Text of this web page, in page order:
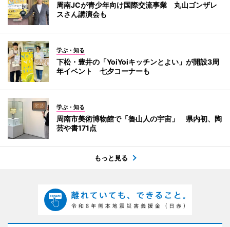
周南JCが青少年向け国際交流事業 丸山ゴンザレ
スさん講演会も
学ぶ・知る
下松・豊井の「YoiYoiキッチンとよい」が開設3周
年イベント 七夕コーナーも
学ぶ・知る
周南市美術博物館で「魯山人の宇宙」 県内初、陶
芸や書171点
もっと見る